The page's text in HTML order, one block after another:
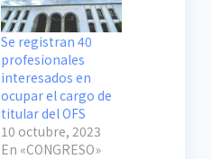
Se registran 40
profesionales
interesados en
ocupar el cargo de
titular del OFS
10 octubre, 2023
En «CONGRESO»